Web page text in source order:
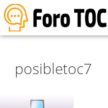
posibletoc7